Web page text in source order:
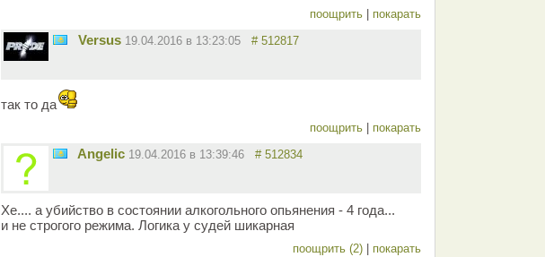
поощрить покарать
Versus 19.04.2016 в 13:23:05 # 512817
так то да
поощрить покарать
Angelic 19.04.2016 в 13:39:46 # 512834
Хе.... а убийство в состоянии алкогольного опьянения - 4 года...
и не строгого режима. Логика у судей шикарная
поощрить (2) покарать